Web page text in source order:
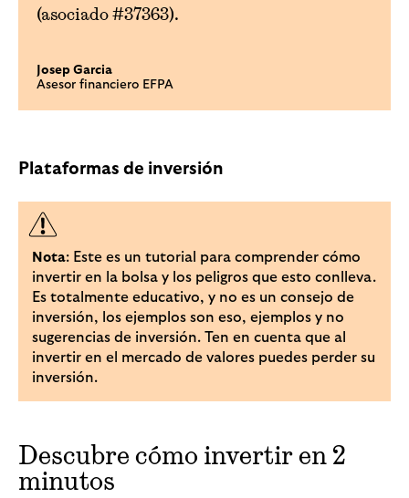
(asociado #37363).
Josep Garcia
Asesor financiero EFPA
Plataformas de inversión
Nota: Este es un tutorial para comprender cómo
invertir en la bolsa y los peligros que esto conlleva.
Es totalmente educativo, y no es un consejo de
inversión, los ejemplos son eso, ejemplos y no
sugerencias de inversión. Ten en cuenta que al
invertir en el mercado de valores puedes perder su
inversión.
Descubre cómo invertir en 2
minutos